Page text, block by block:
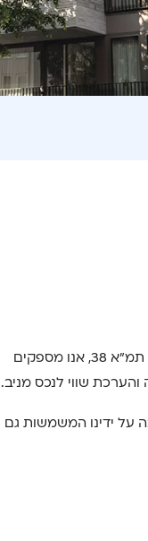
כמו כן אנו מלווים מאות רוכשי דירות בתהליך רכישת הנכס, אנו מפקחים מטעם הדיירים על פרוייקטים של תמ”א 38, אנו מספקים
שווי לנכס מניב.
על ידינו המשמשות גם